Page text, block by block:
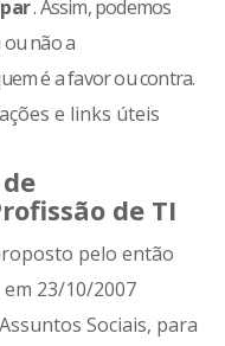
. Assim, podemos
não a
é a favor ou contra.
e links úteis
de TI
pelo então
23/10/2007
Sociais, para